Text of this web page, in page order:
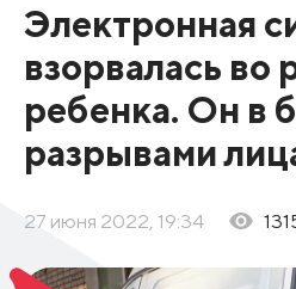
Электронная
взорвалась во
ребенка. Он в
разрывами
27 июня 2022, 19:34